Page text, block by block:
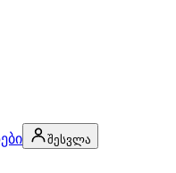
შესვლა